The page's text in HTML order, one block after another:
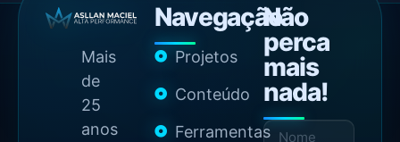
Mais
de
25
anos
Navegação
Projetos
Conteúdo
Ferramentas
Não
perca
mais
nada!